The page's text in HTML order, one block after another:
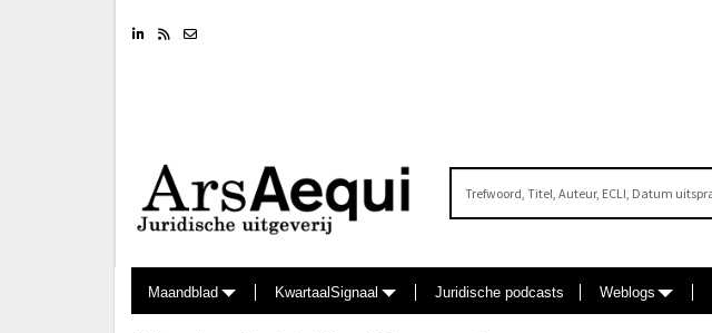
LinkedinRSS feed
Maandblad KwartaalSignaal Juridische podcasts Weblogs